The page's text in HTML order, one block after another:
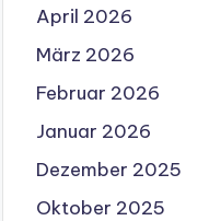
April 2026
März 2026
Februar 2026
Januar 2026
Dezember 2025
Oktober 2025